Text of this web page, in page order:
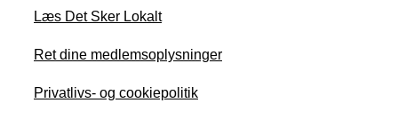
Læs Det Sker Lokalt
Ret dine medlemsoplysninger
Privatlivs- og cookiepolitik